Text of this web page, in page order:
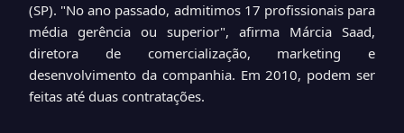
(SP). "No ano passado, admitimos 17 profissionais para
média gerência ou superior", afirma Márcia Saad,
diretora de comercialização, marketing e
desenvolvimento da companhia. Em 2010, podem ser
feitas até duas contratações.